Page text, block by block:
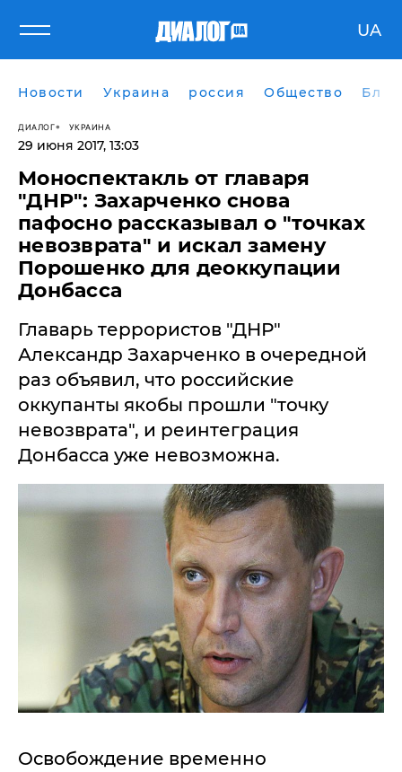
UA
Новости Украина россия Общество
ДИАЛОГ УКРАИНА
29 июня 2017, 13:03
Моноспектакль от главаря
"ДНР": Захарченко снова
пафосно рассказывал о "точках
невозврата" и искал замену
Порошенко для деоккупации
Донбасса
Главарь террористов "ДНР"
Александр Захарченко в очередной
раз объявил, что российские
оккупанты якобы прошли "точку
невозврата", и реинтеграция
Донбасса уже невозможна.
Освобождение временно